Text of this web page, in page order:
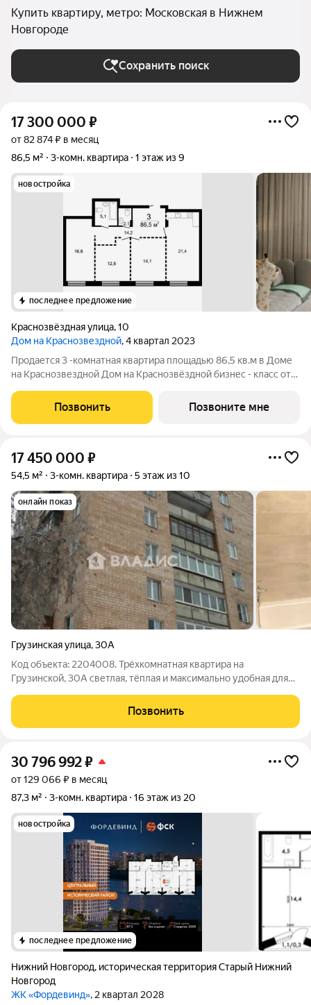
Купить квартиру, метро: Московская в Нижнем
Новгороде
Сохранить поиск
17 300 000 ₽
от 82 874 ₽ в месяц
86,5 м²
3-комн. квартира 1 этаж из 9
новостройка
последнее предложение
Краснозвёздная улица,10
Дом на Краснозвездной, 4 квартал 2023
Продается 3 -комнатная квартира площадью 86,5 кв.м в Доме
на Краснозвездной Дом на Краснозвёздной бизнес - класс от
Огороженная территория двора с круглосуточным
видеонаблюдением. Подземный теплый
Позвонить Позвоните мне
17 450 000 ₽
54,5 м² 3-комн. квартира 5 этаж из 10
онлайн показ
Грузинская улица,30А
Код объекта: 2204008. Трёхкомнатная квартира на
Грузинской, 30А светлая, тёплая и максимально удобная для
микроклимат и спокойные вечера без уличного шума.
Пространство ощущается уютным и
Позвонить
30 796 992₽
от 129 066 ₽ в месяц
87,3 м²
3-комн. квартира 16 этаж из 20
новостройка
последнее предложение
Нижний Новгород, историческая территория Старый Нижний
Новгород
ЖК «Фордевинд», 2 квартал 2028